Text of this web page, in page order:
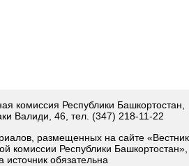
комиссия Республики Башкортостан,
Валиди, 46, тел. (347) 218-11-22
размещенных на сайте «Вестник
комиссии Республики Башкортостан»,
источник обязательна